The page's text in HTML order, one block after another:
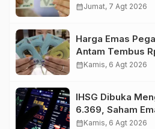
calendar_monthJumat, 7 Agt 2026
Harga Emas
Antam Tembus
Gram
calendar_monthKamis, 6 Agt 2026
IHSG Dibuka
6.369, Saham
Penggerak
calendar_monthKamis, 6 Agt 2026